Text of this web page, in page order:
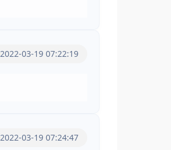
2022-03-19 07:22:19
2022-03-19 07:24:47